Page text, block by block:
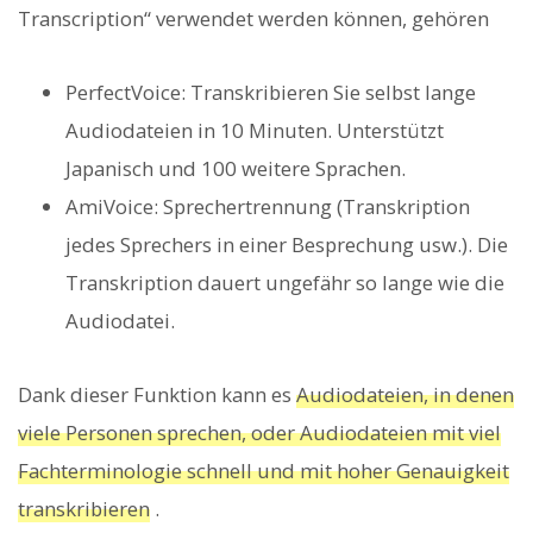
Transcription“ verwendet werden können, gehören
PerfectVoice: Transkribieren Sie selbst lange
Audiodateien in 10 Minuten. Unterstützt
Japanisch und 100 weitere Sprachen.
AmiVoice: Sprechertrennung (Transkription
jedes Sprechers in einer Besprechung usw.). Die
Transkription dauert ungefähr so ​​lange wie die
Audiodatei.
Dank dieser Funktion kann es Audiodateien, in denen
viele Personen sprechen, oder Audiodateien mit viel
Fachterminologie schnell und mit hoher Genauigkeit
transkribieren .